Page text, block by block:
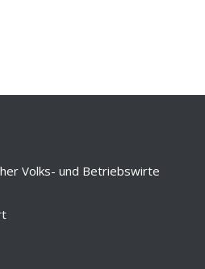
Volks- und Betriebswirte